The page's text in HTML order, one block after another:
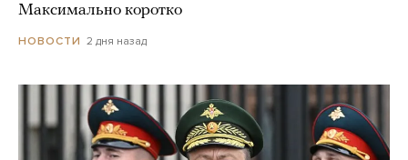
Максимально коротко
НОВОСТИ 2 дня назад